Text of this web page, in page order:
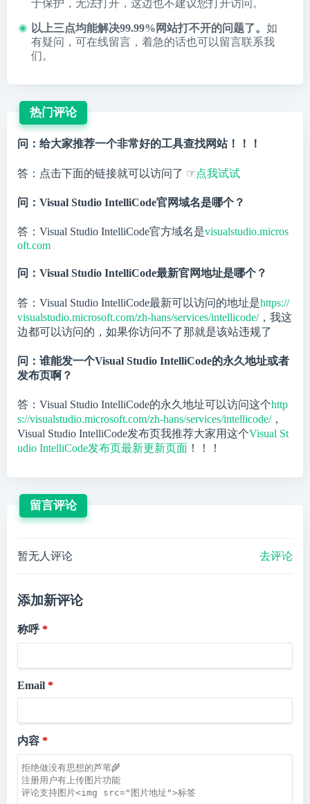
于保护，无法打开，这边也不建议您打开访问。
以上三点均能解决99.99%网站打不开的问题了。 如
有疑问，可在线留言，着急的话也可以留言联系我
们。
热门评论
问：给大家推荐一个非常好的工具查找网站！！！
答：点击下面的链接就可以访问了 ☞点我试试
问：Visual Studio IntelliCode官网域名是哪个？
答：Visual Studio IntelliCode官方域名是visualstudio.micros
oft.com
问：Visual Studio IntelliCode最新官网地址是哪个？
答：Visual Studio IntelliCode最新可以访问的地址是https://
visualstudio.microsoft.com/zh-hans/services/intellicode/，我这
边都可以访问的，如果你访问不了那就是该站违规了
问：谁能发一个Visual Studio IntelliCode的永久地址或者
发布页啊？
答：Visual Studio IntelliCode的永久地址可以访问这个http
s://visualstudio.microsoft.com/zh-hans/services/intellicode/，
Visual Studio IntelliCode发布页我推荐大家用这个Visual St
udio IntelliCode发布页最新更新页面 ！！！
留言评论
暂无人评论 去评论
添加新评论
称呼
Email
内容